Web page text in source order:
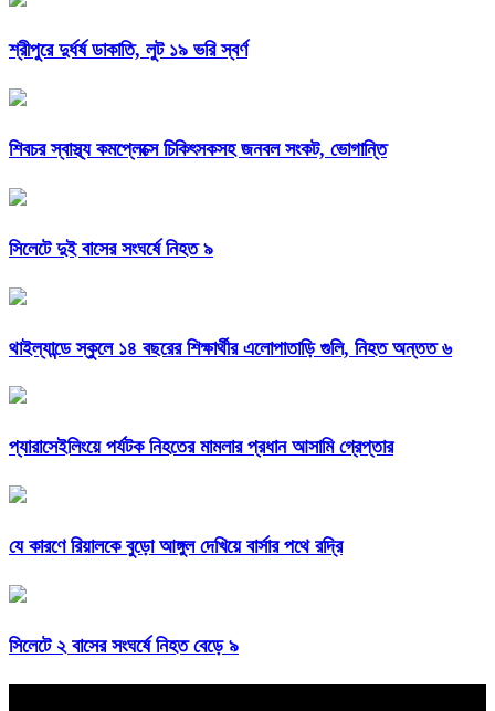
শ্রীপুরে দুর্ধর্ষ ডাকাতি, লুট ১৯ ভরি স্বর্ণ
শিবচর স্বাস্থ্য কমপ্লেক্সে চিকিৎসকসহ জনবল সংকট, ভোগান্তি
সিলেটে দুই বাসের সংঘর্ষে নিহত ৯
থাইল্যান্ডে স্কুলে ১৪ বছরের শিক্ষার্থীর এলোপাতাড়ি গুলি, নিহত অন্তত ৬
প্যারাসেইলিংয়ে পর্যটক নিহতের মামলার প্রধান আসামি গ্রেপ্তার
যে কারণে রিয়ালকে বুড়ো আঙ্গুল দেখিয়ে বার্সার পথে রদ্রি
সিলেটে ২ বাসের সংঘর্ষে নিহত বেড়ে ৯